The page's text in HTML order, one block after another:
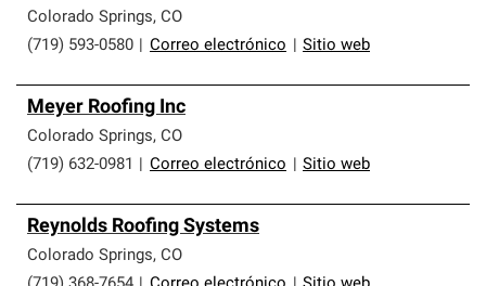
Colorado Springs, CO
(719) 593-0580
Correo electrónico Sitio web
Meyer Roofing Inc
Colorado Springs, CO
(719) 632-0981
Correo electrónico Sitio web
Reynolds Roofing Systems
Colorado Springs, CO